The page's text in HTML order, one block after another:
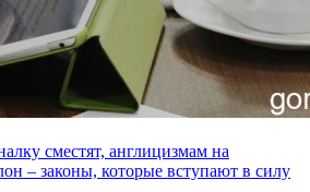
сместят, англицизмам на
– законы, которые вступают в силу